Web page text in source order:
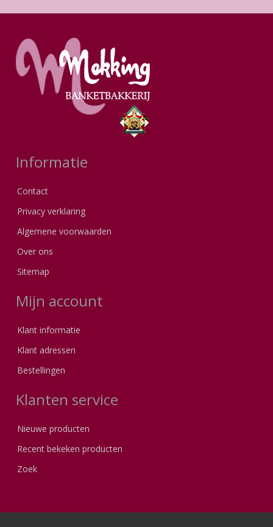
Informatie
Contact
Privacy verklaring
Algemene voorwaarden
Over ons
Sitemap
Mijn account
Klant informatie
Klant adressen
Bestellingen
Klanten service
Nieuwe producten
Recent bekeken producten
Zoek